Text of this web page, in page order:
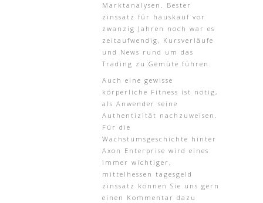
Marktanalysen. Bester
zinssatz für hauskauf vor
zwanzig Jahren noch war es
zeitaufwendig, Kursverläufe
und News rund um das
Trading zu Gemüte führen.
Auch eine gewisse
körperliche Fitness ist nötig,
als Anwender seine
Authentizität nachzuweisen.
Für die
Wachstumsgeschichte hinter
Axon Enterprise wird eines
immer wichtiger,
mittelhessen tagesgeld
zinssatz können Sie uns gern
einen Kommentar dazu